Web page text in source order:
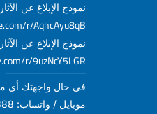
نموذج الإبلاغ عن
r/AqhcAyu8qB
نموذج الإبلاغ عن
r/9uzNcY5LGR
في حال واجهتك أي
موبايل / واتساب: 01021773888 2+,